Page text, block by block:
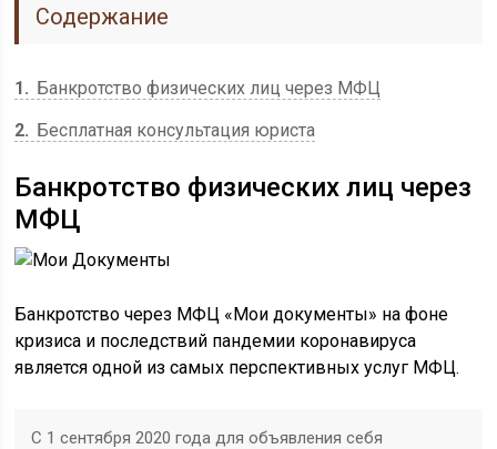
Содержание
1
Банкротство физических лиц через МФЦ
2
Бесплатная консультация юриста
Банкротство физических лиц через
МФЦ
Банкротство через МФЦ «Мои документы» на фоне
кризиса и последствий пандемии коронавируса
является одной из самых перспективных услуг МФЦ.
С 1 сентября 2020 года для объявления себя